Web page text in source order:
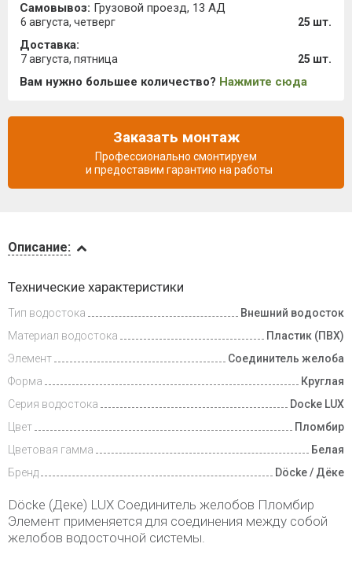
и оплата
Описание:
Технические характеристики
Тип водостока
Внешний водосток
Материал водостока
Пластик (ПВХ)
Элемент
Соединитель желоба
Форма
Круглая
Серия водостока
Docke LUX
Цвет
Пломбир
Цветовая гамма
Белая
Бренд
Döcke / Дёке
Döcke (Деке) LUX Соединитель желобов Пломбир
Элемент применяется для соединения между собой
желобов водосточной системы.
Самовывоз: Грузовой проезд, 13 АД
6 августа, четверг 25 шт.
Доставка:
7 августа, пятница 25 шт.
Вам нужно большее количество? Нажмите сюда
Заказать монтаж
Профессионально смонтируем
и предоставим гарантию на работы